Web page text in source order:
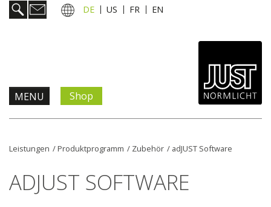
DE US FR EN
MENU Shop
Leistungen /Produktprogramm / Zubehör / adJUST Software
ADJUST SOFTWARE